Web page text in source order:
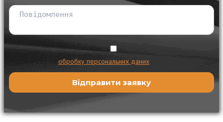
Я даю згоду наобробку персональних даних